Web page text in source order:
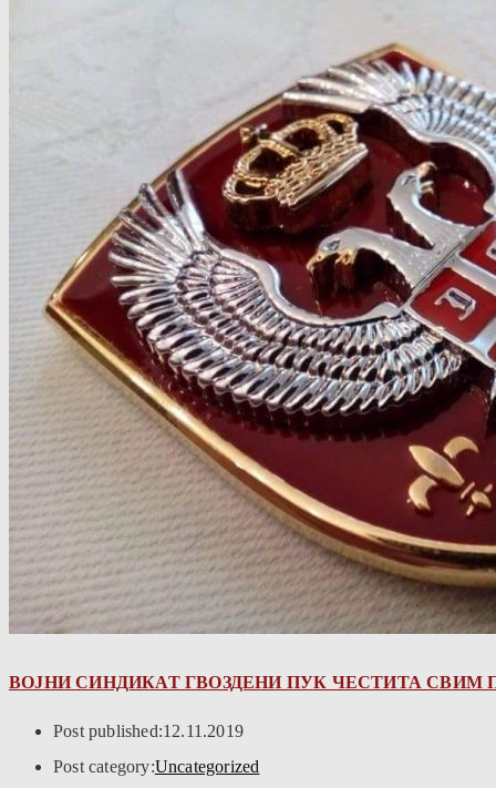
ВОЈНИ СИНДИКАТ ГВОЗДЕНИ ПУК ЧЕСТИТА СВИМ
Post published:12.11.2019
Post category:Uncategorized